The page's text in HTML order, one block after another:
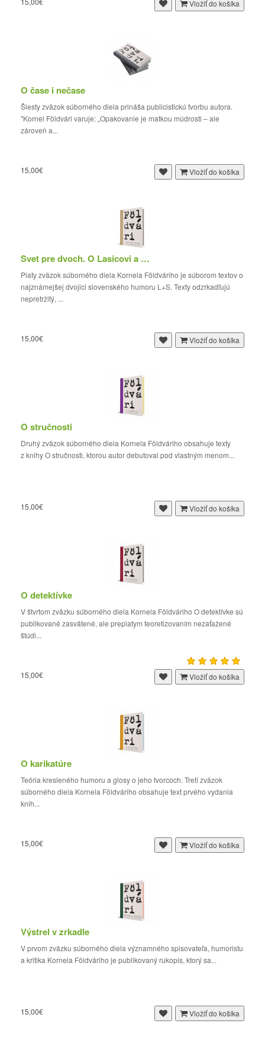
Vložiť do košíka
O čase i nečase
Šiesty zväzok súborného diela prináša publicistickú tvorbu autora.
"Kornel Földvári varuje: „Opakovanie je matkou múdrosti – ale
zároveň a...
15,00€ Vložiť do košíka
Svet pre dvoch. O Lasicovi a Satinskom
Piaty zväzok súborného diela Kornela Földváriho je súborom textov o
najznámejšej dvojici slovenského humoru L+S. Texty odzrkadľujú
nepretržitý, ...
15,00€ Vložiť do košíka
O stručnosti
Druhý zväzok súborného diela Kornela Földváriho obsahuje texty
z knihy O stručnosti, ktorou autor debutoval pod vlastným menom...
15,00€ Vložiť do košíka
O detektívke
V štvrtom zväzku súborného diela Kornela Földváriho O detektívke sú
publikované zasvätené, ale prepiatym teoretizovaním nezaťažené
štúdi...
15,00€ Vložiť do košíka
O karikatúre
Teória kresleného humoru a glosy o jeho tvorcoch. Tretí zväzok
súborného diela Kornela Földváriho obsahuje text prvého vydania
knih...
15,00€ Vložiť do košíka
Výstrel v zrkadle
V prvom zväzku súborného diela významného spisovateľa, humoristu
a kritika Kornela Földváriho je publikovaný rukopis, ktorý sa...
15,00€ Vložiť do košíka